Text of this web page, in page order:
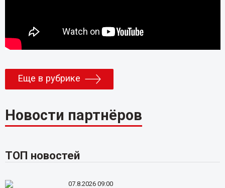
Еще в рубрике
Новости партнёров
ТОП новостей
07.8.2026 09:00